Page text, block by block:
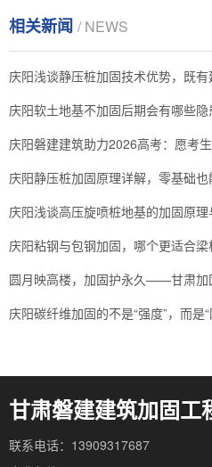
相关新闻 / NEWS
庆阳粘钢与包钢加固，哪个更适合梁
庆阳碳纤维加固的不是“强度”，而是“
甘肃磐建建筑加固工
联系电话：13909317687